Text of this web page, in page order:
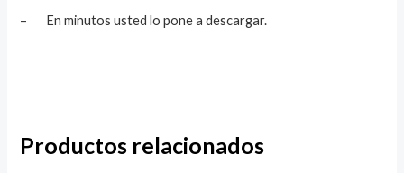
– En minutos usted lo pone a descargar.
Productos relacionados